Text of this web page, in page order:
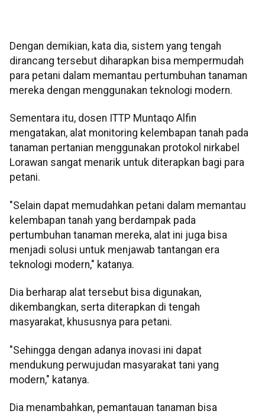
Dengan demikian, kata dia, sistem yang tengah
dirancang tersebut diharapkan bisa mempermudah
para petani dalam memantau pertumbuhan tanaman
mereka dengan menggunakan teknologi modern.
Sementara itu, dosen ITTP Muntaqo Alfin
mengatakan, alat monitoring kelembapan tanah pada
tanaman pertanian menggunakan protokol nirkabel
Lorawan sangat menarik untuk diterapkan bagi para
petani.
"Selain dapat memudahkan petani dalam memantau
kelembapan tanah yang berdampak pada
pertumbuhan tanaman mereka, alat ini juga bisa
menjadi solusi untuk menjawab tantangan era
teknologi modern," katanya.
Dia berharap alat tersebut bisa digunakan,
dikembangkan, serta diterapkan di tengah
masyarakat, khususnya para petani.
"Sehingga dengan adanya inovasi ini dapat
mendukung perwujudan masyarakat tani yang
modern," katanya.
Dia menambahkan, pemantauan tanaman bisa